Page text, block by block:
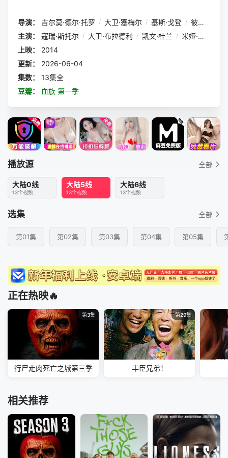
全部为这起事件蒙上了诡异而危险的面纱。犹太老人亚伯拉罕
耳，接二连三的凶杀则将伊弗引向未知的方向。是异种入侵？
或是神秘病毒蔓延？抑或是古老传说中的吸血鬼？前途扑朔迷
离……
导演： 吉尔莫·德尔·托罗 / 大卫·塞梅尔 / 基斯·戈登 / 彼得·威勒
主演： 寇瑞·斯托尔 / 大卫·布拉德利 / 凯文·杜兰 / 米娅·麦斯特罗
上映：
2014
更新：
2026-06-04
集数：
13集全
豆瓣：
血族 第一季
播放源 全部
大陆0线
13个视频
大陆5线
13个视频
大陆6线
13个视频
选集 全部
第01集 第02集 第03集 第04集 第05集
正在热映🔥
第3集
行尸走肉死亡之城第三季
第29集
丰臣兄弟！
相关推荐